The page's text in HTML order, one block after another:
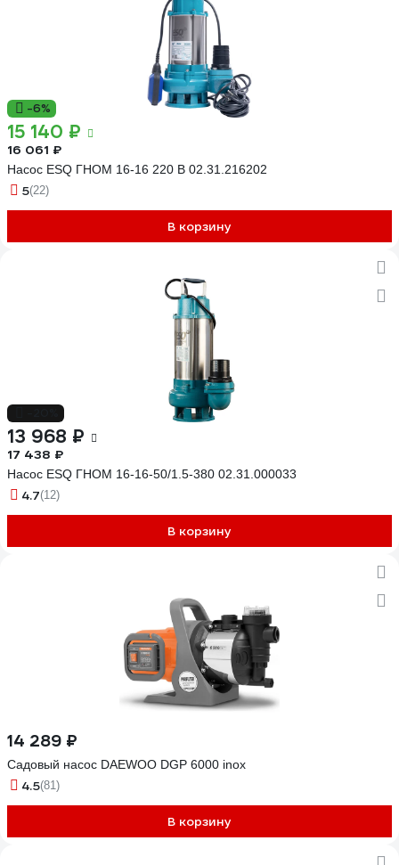
-6%
15 140 ₽
16 061 ₽
Насос ESQ ГНОМ 16-16 220 В 02.31.216202
5(22)
В корзину
13 968 ₽
17 438 ₽
Насос ESQ ГНОМ 16-16-50/1.5-380 02.31.000033
4.7(12)
В корзину
14 289 ₽
Садовый насос DAEWOO DGP 6000 inox
4.5(81)
В корзину